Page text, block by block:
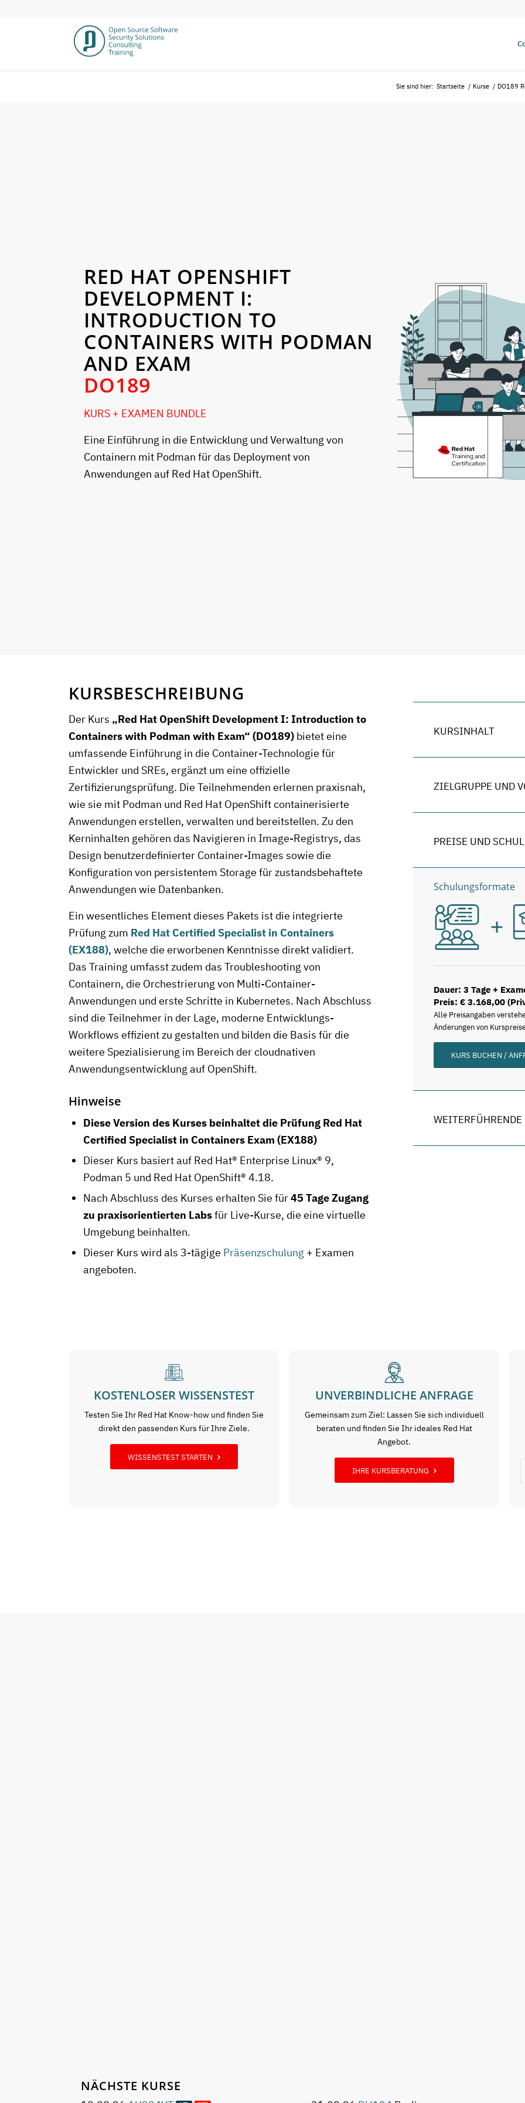
Sie sind hier: Startseite / Kurse / DO189
RED HAT OPENSHIFT
DEVELOPMENT I:
INTRODUCTION TO
CONTAINERS WITH PODMAN
AND EXAM
DO189
KURS + EXAMEN BUNDLE
Eine Einführung in die Entwicklung und Verwaltung von
Containern mit Podman für das Deployment von
Anwendungen auf Red Hat OpenShift.
KURSBESCHREIBUNG
Der Kurs „Red Hat OpenShift Development I: Introduction to
Containers with Podman with Exam“ (DO189) bietet eine
umfassende Einführung in die Container-Technologie für
Entwickler und SREs, ergänzt um eine offizielle
Zertifizierungsprüfung. Die Teilnehmenden erlernen praxisnah,
wie sie mit Podman und Red Hat OpenShift containerisierte
Anwendungen erstellen, verwalten und bereitstellen. Zu den
Kerninhalten gehören das Navigieren in Image-Registrys, das
Design benutzerdefinierter Container-Images sowie die
Konfiguration von persistentem Storage für zustandsbehaftete
Anwendungen wie Datenbanken.
Ein wesentliches Element dieses Pakets ist die integrierte
Prüfung zum Red Hat Certified Specialist in Containers
(EX188), welche die erworbenen Kenntnisse direkt validiert.
Das Training umfasst zudem das Troubleshooting von
Containern, die Orchestrierung von Multi-Container-
Anwendungen und erste Schritte in Kubernetes. Nach Abschluss
sind die Teilnehmer in der Lage, moderne Entwicklungs-
Workflows effizient zu gestalten und bilden die Basis für die
weitere Spezialisierung im Bereich der cloudnativen
Anwendungsentwicklung auf OpenShift.
Hinweise
Diese Version des Kurses beinhaltet die Prüfung Red Hat
Certified Specialist in Containers Exam (EX188)
Dieser Kurs basiert auf Red Hat® Enterprise Linux® 9,
Podman 5 und Red Hat OpenShift® 4.18.
Nach Abschluss des Kurses erhalten Sie für45 Tage Zugang
zu praxisorientierten Labsfür Live-Kurse, die eine virtuelle
Umgebung beinhalten.
Dieser Kurs wird als 3-tägige Präsenzschulung + Examen
angeboten.
KURSINHALT
ZIELGRUPPE UND
PREISE UND
Schulungsformate
Dauer: 3 Tage +
Preis: € 3.168,00
Alle Preisangaben
Änderungen von
KURS BUCHEN /
KOSTENLOSER WISSENSTEST
Testen Sie Ihr Red Hat Know-how und finden Sie
direkt den passenden Kurs für Ihre Ziele.
WISSENSTEST STARTEN
UNVERBINDLICHE ANFRAGE
Gemeinsam zum Ziel: Lassen Sie sich individuell
beraten und finden Sie Ihr ideales Red Hat
Angebot.
IHRE KURSBERATUNG
NÄCHSTE KURSE